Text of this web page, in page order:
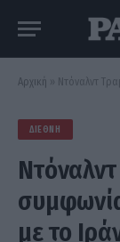
Αρχική » Ντόναλντ
ΔΙΕΘΝΉ
με το